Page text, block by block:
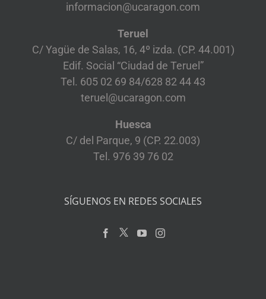
informacion@ucaragon.com
Teruel
C/ Yagüe de Salas, 16, 4º izda. (CP. 44.001)
Edif. Social “Ciudad de Teruel”
Tel. 605 02 69 84/628 82 44 43
teruel@ucaragon.com
Huesca
C/ del Parque, 9 (CP. 22.003)
Tel. 976 39 76 02
SÍGUENOS EN REDES SOCIALES